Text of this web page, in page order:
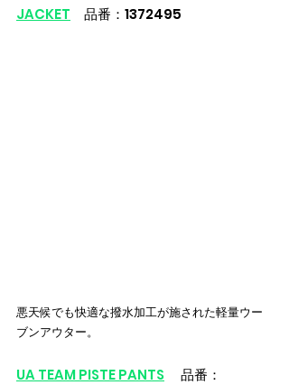
JACKET 品番：1372495
悪天候でも快適な撥水加工が施された軽量ウー
ブンアウター。
UA TEAM PISTE PANTS 品番：